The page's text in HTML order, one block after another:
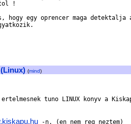
!
hogy egy oprencer maga detektalja
(mind)
tuno LINUX konyv a
-n. (en nem reg neztem)